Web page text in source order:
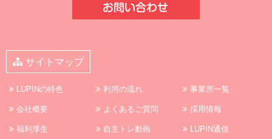
サイトマップ
LUPINの特色 利用の流れ
事業所一覧
会社概要
よくあるご質問
採用情報
福利厚生
自主トレ動画
LUPIN通信